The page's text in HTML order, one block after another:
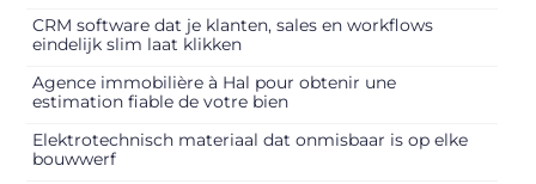
CRM software dat je klanten, sales en workflows
eindelijk slim laat klikken
Agence immobilière à Hal pour obtenir une
estimation fiable de votre bien
Elektrotechnisch materiaal dat onmisbaar is op elke
bouwwerf